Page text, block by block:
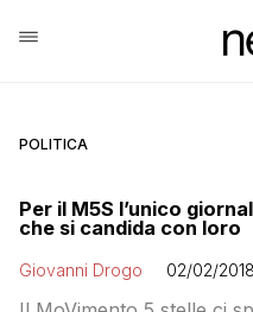
POLITICA
Per il M5S l’unico
che si candida con loro
Giovanni Drogo 02/02/2018